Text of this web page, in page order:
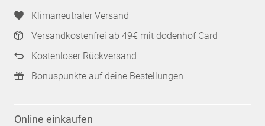
Klimaneutraler Versand
Versandkostenfrei ab 49€ mit dodenhof Card
Kostenloser Rückversand
Bonuspunkte auf deine Bestellungen
Online einkaufen